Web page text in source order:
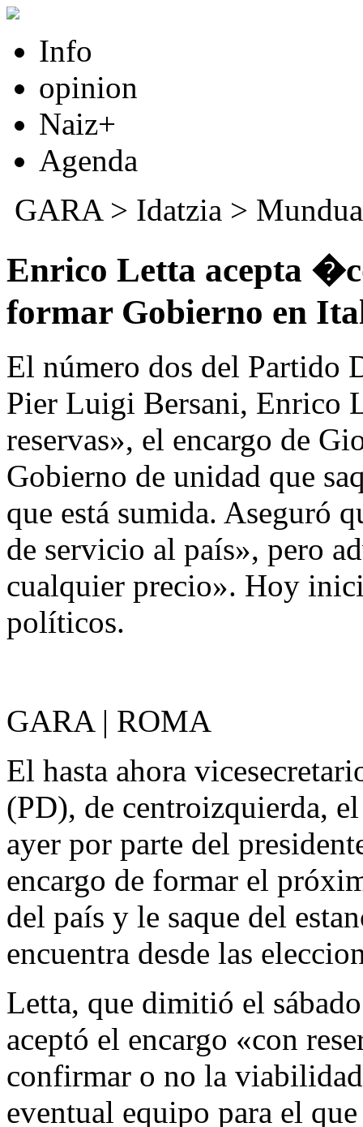
Info
opinion
Naiz+
Agenda
GARA> Idatzia > Mundua
Enrico Letta acepta
formar Gobierno en
El número dos del Partido
Pier Luigi Bersani, Enrico
reservas», el encargo de
Gobierno de unidad que
que está sumida. Aseguró
de servicio al país», pero
cualquier precio». Hoy
políticos.
GARA | ROMA
El hasta ahora
(PD), de centroizquierda,
ayer por parte del
encargo de formar el
del país y le saque del
encuentra desde las
Letta, que dimitió el
aceptó el encargo «con
confirmar o no la
eventual equipo para el